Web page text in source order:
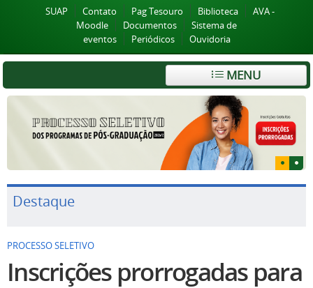
SUAP Contato Pag Tesouro Biblioteca
AVA -
Moodle
Documentos
Sistema de
eventos
Periódicos Ouvidoria
MENU
Destaque
PROCESSO SELETIVO
Inscrições prorrogadas para